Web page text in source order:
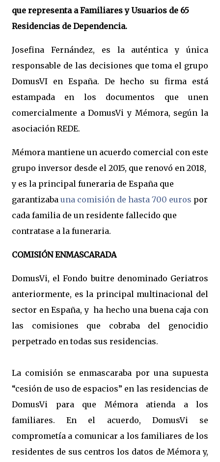
que representa a Familiares y Usuarios de 65
Residencias de Dependencia.
Josefina Fernández, es la auténtica y única
responsable de las decisiones que toma el grupo
DomusVI en España. De hecho su firma está
estampada en los documentos que unen
comercialmente a DomusVi y Mémora, según la
asociación REDE.
Mémora mantiene un acuerdo comercial con este
grupo inversor desde el 2015, que renovó en 2018,
y es la principal funeraria de España que
garantizaba una comisión de hasta 700 euros por
cada familia de un residente fallecido que
contratase a la funeraria.
COMISIÓN ENMASCARADA
DomusVi, el Fondo buitre denominado Geriatros
anteriormente, es la principal multinacional del
sector en España, y ha hecho una buena caja con
las comisiones que cobraba del genocidio
perpetrado en todas sus residencias.
La comisión se enmascaraba por una supuesta
“cesión de uso de espacios” en las residencias de
DomusVi para que Mémora atienda a los
familiares. En el acuerdo, DomusVi se
comprometía a comunicar a los familiares de los
residentes de sus centros los datos de Mémora y,